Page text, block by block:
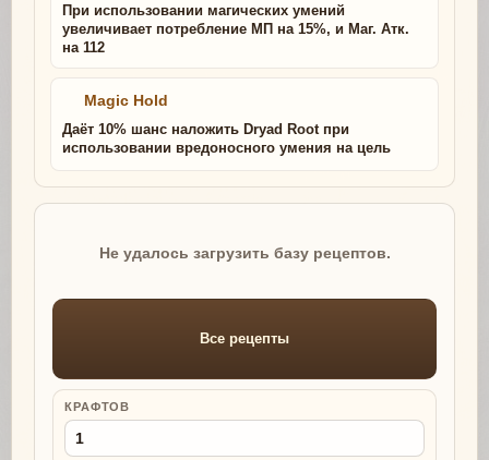
При использовании магических умений
увеличивает потребление МП на 15%, и Маг. Атк.
на 112
Magic Hold
Даёт 10% шанс наложить Dryad Root при
использовании вредоносного умения на цель
Не удалось загрузить базу рецептов.
Все рецепты
КРАФТОВ